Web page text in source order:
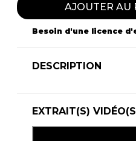
AJOUTER AU
Besoin d'une licence
DESCRIPTION
EXTRAIT(S)